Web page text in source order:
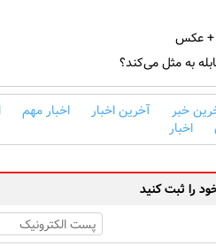
+ عکس
به مثل می‌کند؟
خبر آخرین اخبار اخبار مهم
اخبار
را ثبت کنید